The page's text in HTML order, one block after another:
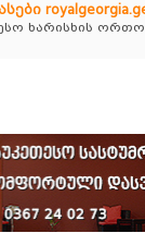
ხარისხის